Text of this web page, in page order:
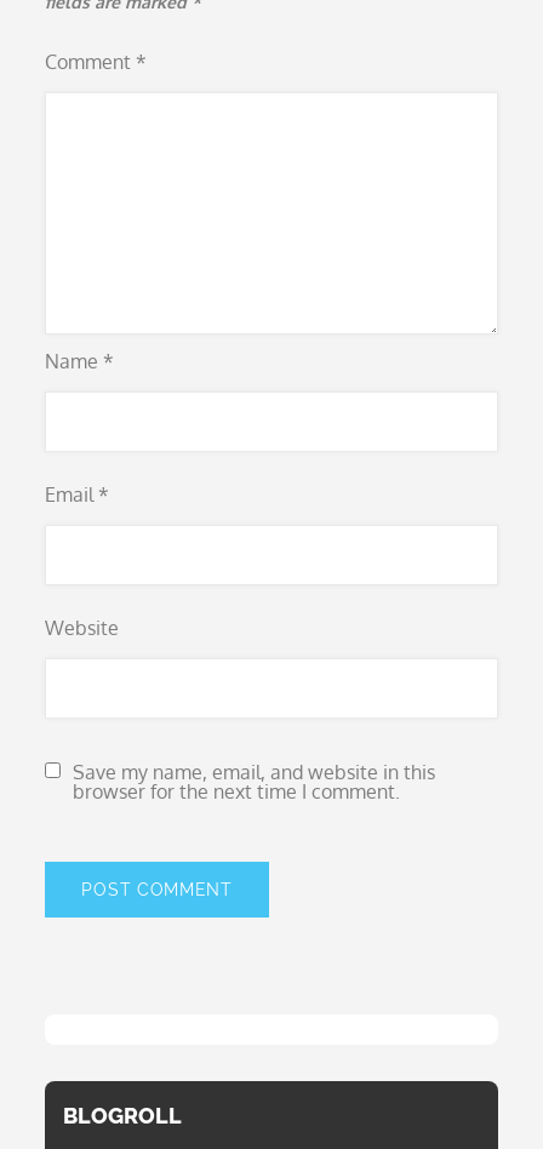
Comment *
Name *
Email *
Website
Save my name, email, and website in this
browser for the next time I comment.
BLOGROLL